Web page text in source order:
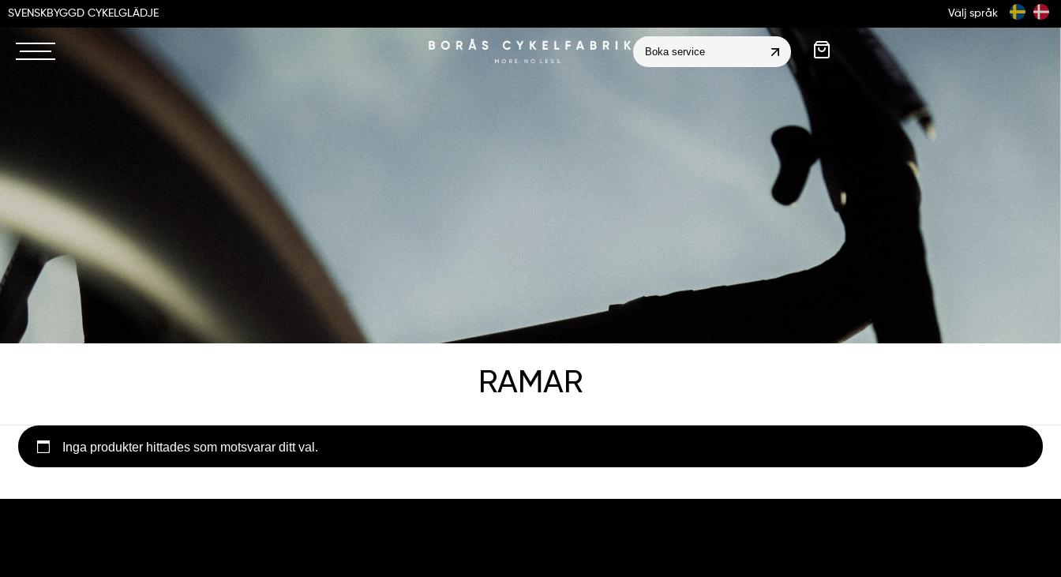
SVENSKBYGGD CYKELGLÄDJE Välj språk
Boka service
RAMAR
Inga produkter hittades som motsvarar ditt val.